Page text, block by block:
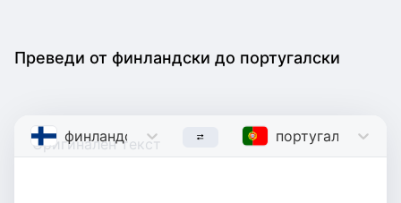
Преведи от финландски до португалски
финландски Finnish португалски